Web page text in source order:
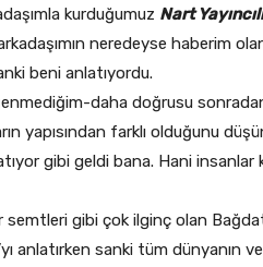
kurduğumuz Nart
neredeyse haberim
beni anlatıyordu.
daha doğrusu
yapısından farklı olduğunu
gibi geldi bana. Hani
semtleri gibi çok ilginç olan
anlatırken sanki tüm dünyanın